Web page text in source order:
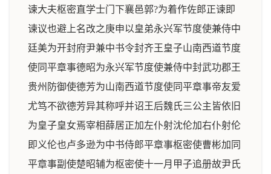
谏大夫枢密直学士门下襄邑郭?为着作佐郎正谏即
谏议也避上名改之庚申以皇弟永兴军节度使兼侍中
廷美为开封府尹兼中书令封齐王皇子山南西道节度
使同平章事德昭为永兴军节度使兼侍中封武功郡王
贵州防御使德芳为山南西道节度使同平章事帝友爱
尤笃不欲德芳异其称呼并诏王后魏氏三公主皆依旧
为皇子皇女焉宰相薛居正加左仆射沈伦加右仆射伦
即义伦也卢多逊为中书侍郎平章事枢密使曹彬加同
平章事副使楚昭辅为枢密使十一月甲子追册故尹氏